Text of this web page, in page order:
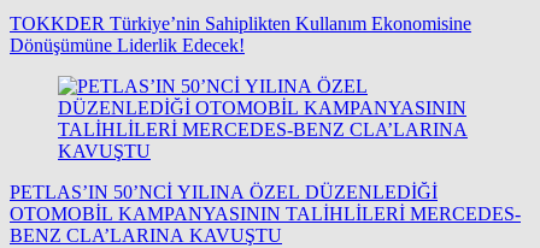
TOKKDER Türkiye’nin Sahiplikten Kullanım Ekonomisine
Dönüşümüne Liderlik Edecek!
PETLAS’IN 50’NCİ YILINA ÖZEL DÜZENLEDİĞİ
OTOMOBİL KAMPANYASININ TALİHLİLERİ MERCEDES-
BENZ CLA’LARINA KAVUŞTU